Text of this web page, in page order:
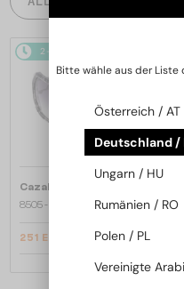
2-4 WERKTAGE
Cazal
8505 - 001 - 57
251 EUR 298 EUR
Bitte wähle aus der Liste
Österreich / AT
Deutschland /
Ungarn / HU
Rumänien / RO
Polen / PL
Vereinigte